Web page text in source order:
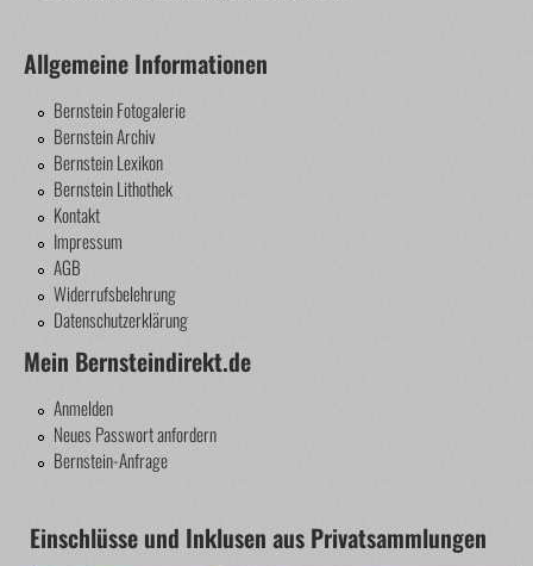
Allgemeine Informationen
Bernstein Fotogalerie
Bernstein Archiv
Bernstein Lexikon
Bernstein Lithothek
Kontakt
Impressum
AGB
Widerrufsbelehrung
Datenschutzerklärung
Mein Bernsteindirekt.de
Anmelden
Neues Passwort anfordern
Bernstein-Anfrage
Einschlüsse und Inklusen aus Privatsammlungen